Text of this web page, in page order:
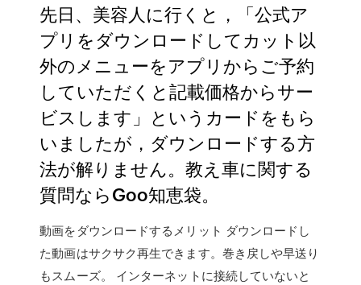
先日、美容人に行くと，「公式ア
プリをダウンロードしてカット以
外のメニューをアプリからご予約
していただくと記載価格からサー
ビスします」というカードをもら
いましたが，ダウンロードする方
法が解りません。教え車に関する
質問ならGoo知恵袋。
動画をダウンロードするメリット ダウンロードし
た動画はサクサク再生できます。巻き戻しや早送り
もスムーズ。 インターネットに接続していないと